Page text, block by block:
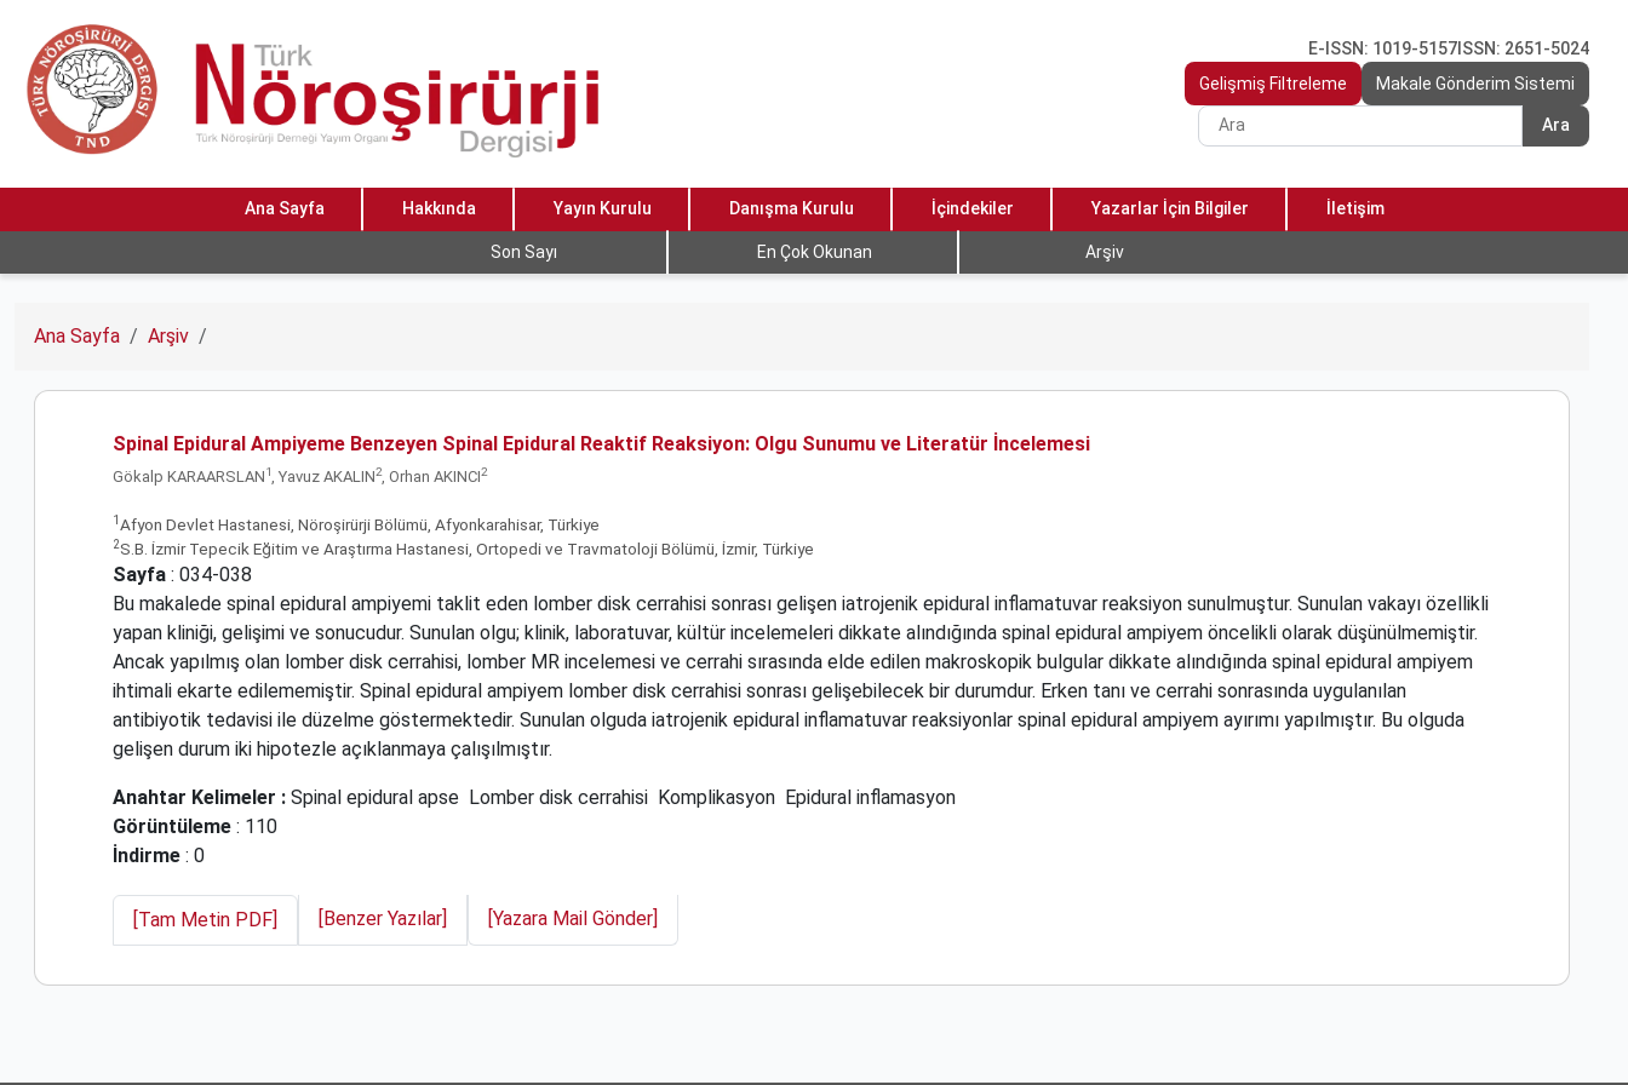
E-ISSN: 1019-5157 ISSN: 2651-5024
Gelişmiş Filtreleme
Makale Gönderim Sistemi
Ara
Ana Sayfa Hakkında Yayın Kurulu Danışma Kurulu İçindekiler Yazarlar İçin Bilgiler İletişim
Son Sayı En Çok Okunan Arşiv
Ana Sayfa Arşiv
Spinal Epidural Ampiyeme Benzeyen Spinal Epidural Reaktif Reaksiyon: Olgu Sunumu ve Literatür İncelemesi
Gökalp KARAARSLAN1 , Yavuz AKALIN2, Orhan AKINCI2
1 Afyon Devlet Hastanesi, Nöroşirürji Bölümü, Afyonkarahisar, Türkiye
2S.B. İzmir Tepecik Eğitim ve Araştırma Hastanesi, Ortopedi ve Travmatoloji Bölümü, İzmir, Türkiye
Sayfa : 034-038
Bu makalede spinal epidural ampiyemi taklit eden lomber disk cerrahisi sonrası gelişen iatrojenik epidural inflamatuvar reaksiyon sunulmuştur. Sunulan vakayı özellikli
yapan kliniği, gelişimi ve sonucudur. Sunulan olgu; klinik, laboratuvar, kültür incelemeleri dikkate alındığında spinal epidural ampiyem öncelikli olarak düşünülmemiştir.
Ancak yapılmış olan lomber disk cerrahisi, lomber MR incelemesi ve cerrahi sırasında elde edilen makroskopik bulgular dikkate alındığında spinal epidural ampiyem
ihtimali ekarte edilememiştir. Spinal epidural ampiyem lomber disk cerrahisi sonrası gelişebilecek bir durumdur. Erken tanı ve cerrahi sonrasında uygulanılan
antibiyotik tedavisi ile düzelme göstermektedir. Sunulan olguda iatrojenik epidural inflamatuvar reaksiyonlar spinal epidural ampiyem ayırımı yapılmıştır. Bu olguda
gelişen durum iki hipotezle açıklanmaya çalışılmıştır.
Anahtar Kelimeler : Spinal epidural apse Lomber disk cerrahisi Komplikasyon Epidural inflamasyon
Görüntüleme : 110
İndirme : 0
[Tam Metin PDF] [Benzer Yazılar] [Yazara Mail Gönder]